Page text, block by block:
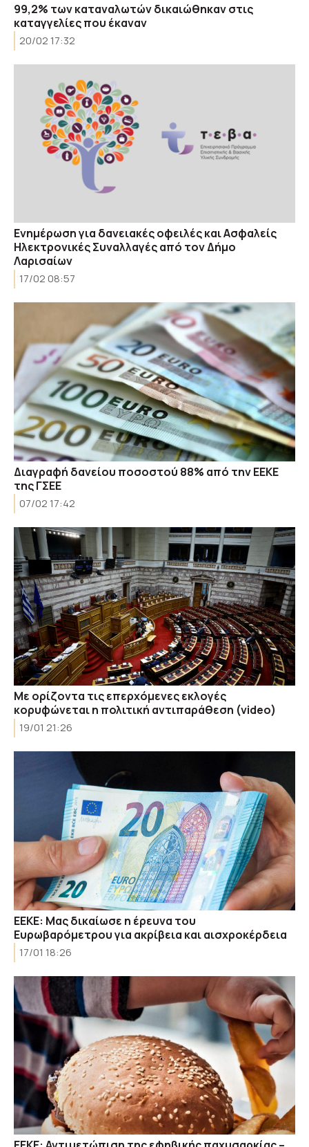
99,2% των καταναλωτών δικαιώθηκαν στις
καταγγελίες που έκαναν
20/02 17:32
Ενημέρωση για δανειακές οφειλές και Ασφαλείς
Ηλεκτρονικές Συναλλαγές από τον Δήμο
Λαρισαίων
17/02 08:57
Διαγραφή δανείου ποσοστού 88% από την ΕΕΚΕ
της ΓΣΕΕ
07/02 17:42
Με ορίζοντα τις επερχόμενες εκλογές
κορυφώνεται η πολιτική αντιπαράθεση (video)
19/01 21:26
ΕΕΚΕ: Μας δικαίωσε η έρευνα του
Ευρωβαρόμετρου για ακρίβεια και αισχροκέρδεια
17/01 18:26